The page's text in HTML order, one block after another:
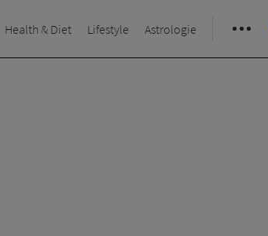
Health & Diet Lifestyle Astrologie